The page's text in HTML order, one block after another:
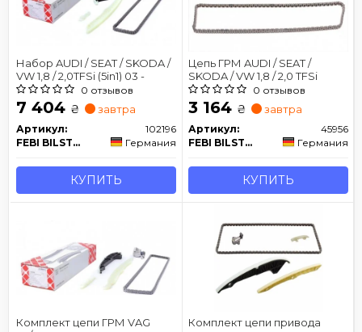
Набор AUDI / SEAT / SKODA /
VW 1,8 / 2,0TFSi (5in1) 03 -
0 отзывов
7 404 ₴ завтра
Артикул:
102196
FEBI BILSTEIN
Германия
КУПИТЬ
Цепь ГРМ AUDI / SEAT /
SKODA / VW 1,8 / 2,0 TFSi
0 отзывов
3 164 ₴ завтра
Артикул:
45956
FEBI BILSTEIN
Германия
КУПИТЬ
Комплект цепи ГРМ VAG
Комплект цепи привода